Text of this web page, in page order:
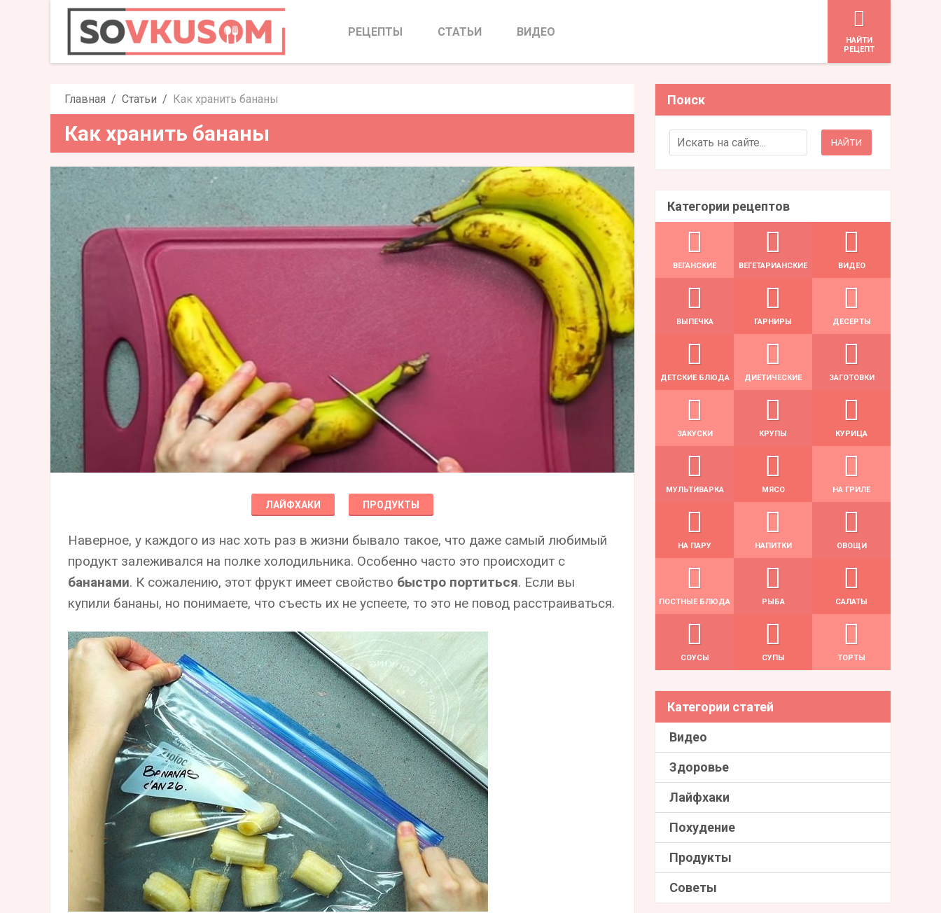
Как хранить бананы
РЕЦЕПТЫ СТАТЬИ ВИДЕО
HАЙТИ
РЕЦЕПТ
Главная Статьи Как хранить бананы
Как хранить бананы
ЛАЙФХАКИ ПРОДУКТЫ
Наверное, у каждого из нас хоть раз в жизни бывало такое, что даже самый любимый
продукт залеживался на полке холодильника. Особенно часто это происходит с
бананами. К сожалению, этот фрукт имеет свойство быстро портиться. Если вы
купили бананы, но понимаете, что съесть их не успеете, то это не повод расстраиваться.
Поиск
Search for:
Категории рецептов
ВЕГАНСКИЕ ВЕГЕТАРИАНСКИЕ ВИДЕО
ВЫПЕЧКА ГАРНИРЫ ДЕСЕРТЫ
ДЕТСКИЕ БЛЮДА ДИЕТИЧЕСКИЕ ЗАГОТОВКИ
ЗАКУСКИ КРУПЫ КУРИЦА
МУЛЬТИВАРКА МЯСО НА ГРИЛЕ
НА ПАРУ НАПИТКИ ОВОЩИ
ПОСТНЫЕ БЛЮДА РЫБА САЛАТЫ
СОУСЫ СУПЫ ТОРТЫ
Категории статей
Видео
Здоровье
Лайфхаки
Похудение
Продукты
Советы